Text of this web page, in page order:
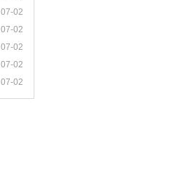
07-02
07-02
07-02
07-02
07-02